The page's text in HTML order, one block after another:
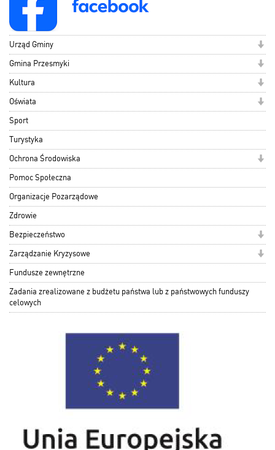
Urząd Gminy
Gmina Przesmyki
Kultura
Oświata
Sport
Turystyka
Ochrona Środowiska
Pomoc Społeczna
Organizacje Pozarządowe
Zdrowie
Bezpieczeństwo
Zarządzanie Kryzysowe
Fundusze zewnętrzne
Zadania zrealizowane z budżetu państwa lub z państwowych funduszy
celowych